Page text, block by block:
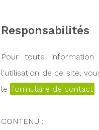
Responsabilités
Pour toute
l'utilisation de ce site,
le formulaire de contact
CONTENU :